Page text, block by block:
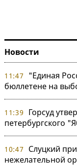
Новости
11:47
"Единая
бюллетене на
11:39
Горсуд
петербургского
10:47
Слуцкий
нежелательной